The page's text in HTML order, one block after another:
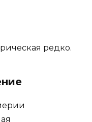
редко.